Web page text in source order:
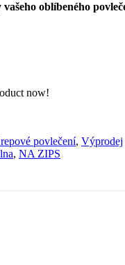
oblíbeného
now!
povlečení, Výprodej
, NA ZIPS